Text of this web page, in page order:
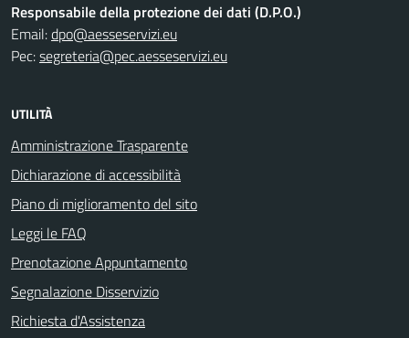
Responsabile della protezione dei dati (D.P.O.)
Email:dpo@aesseservizi.eu
Pec:segreteria@pec.aesseservizi.eu
UTILITÀ
Amministrazione Trasparente
Dichiarazione di accessibilità
Piano di miglioramento del sito
Leggi le FAQ
Prenotazione Appuntamento
Segnalazione Disservizio
Richiesta d'Assistenza